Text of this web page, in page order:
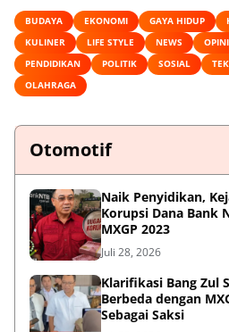
BUDAYA EKONOMI GAYA HIDUP
KULINER
LIFE STYLE NEWS OPINI
PENDIDIKAN
POLITIK SOSIAL
OLAHRAGA
Otomotif
Naik Penyidikan,
Korupsi Dana Bank
MXGP 2023
Juli 28, 2026
Klarifikasi Bang Zul
Berbeda dengan
Sebagai Saksi